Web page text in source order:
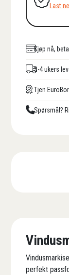
Last
Kjøp nå,
3-4 ukers
Tjen
Spørsmål?
perfekt